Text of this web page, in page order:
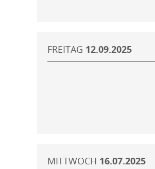
FREITAG 12.09.2025
MITTWOCH 16.07.2025